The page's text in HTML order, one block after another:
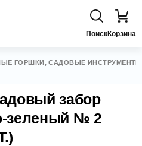
ПоискКорзина
ГОРШКИ, САДОВЫЕ
забор
зеленый № 2